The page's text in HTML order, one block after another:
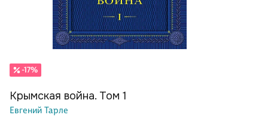
-17%
Крымская война. Том 1
Евгений Тарле